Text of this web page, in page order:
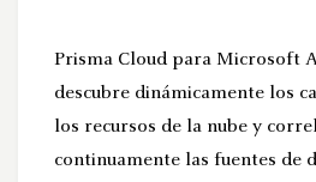
Prisma Cloud para Microsoft
descubre dinámicamente los
los recursos de la nube y
continuamente las fuentes de